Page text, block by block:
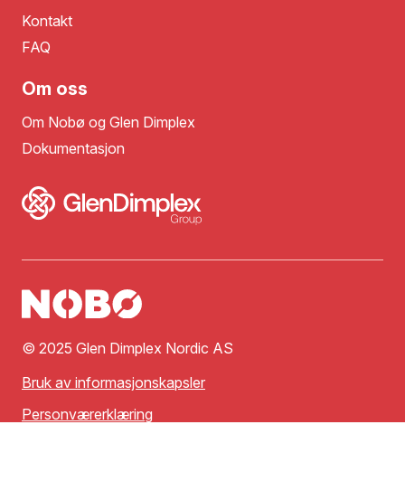
Kontakt
FAQ
Om oss
Om Nobø og Glen Dimplex
Dokumentasjon
© 2025 Glen Dimplex Nordic AS
Bruk av informasjonskapsler
Personværerklæring